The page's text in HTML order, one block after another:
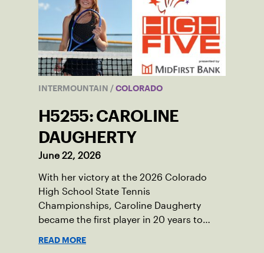
INTERMOUNTAIN / COLORADO
H5255: CAROLINE
DAUGHERTY
June 22, 2026
With her victory at the 2026 Colorado
High School State Tennis
Championships, Caroline Daugherty
became the first player in 20 years to
READ MORE